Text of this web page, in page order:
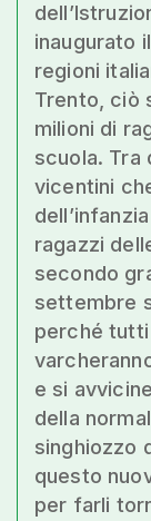
inaugurato
regioni
Trento, ciò
milioni di
scuola. Tra
vicentini
ragazzi
secondo
settembre
perché tutti
e si
della
singhiozzo
questo
per farli